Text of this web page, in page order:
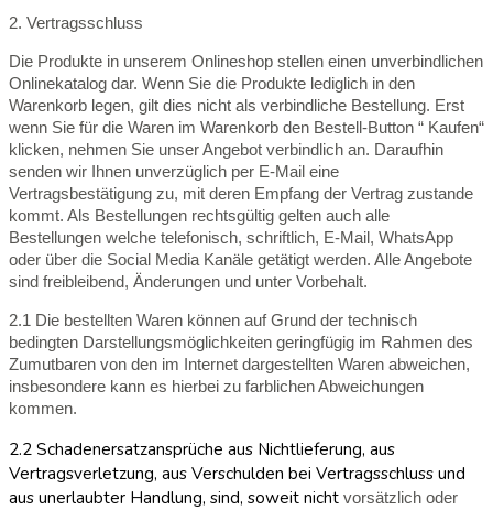
2. Vertragsschluss
Die Produkte in unserem Onlineshop stellen einen unverbindlichen
Onlinekatalog dar. Wenn Sie die Produkte lediglich in den
Warenkorb legen, gilt dies nicht als verbindliche Bestellung. Erst
wenn Sie für die Waren im Warenkorb den Bestell-Button “ Kaufen“
klicken, nehmen Sie unser Angebot verbindlich an. Daraufhin
senden wir Ihnen unverzüglich per E-Mail eine
Vertragsbestätigung zu, mit deren Empfang der Vertrag zustande
kommt. Als Bestellungen rechtsgültig gelten auch alle
Bestellungen welche telefonisch, schriftlich, E-Mail, WhatsApp
oder über die Social Media Kanäle getätigt werden. Alle Angebote
sind freibleibend, Änderungen und unter Vorbehalt.
2.1 Die bestellten Waren können auf Grund der technisch
bedingten Darstellungsmöglichkeiten geringfügig im Rahmen des
Zumutbaren von den im Internet dargestellten Waren abweichen,
insbesondere kann es hierbei zu farblichen Abweichungen
kommen.
2.2 Schadenersatzansprüche aus Nichtlieferung, aus
Vertragsverletzung, aus Verschulden bei Vertragsschluss und
aus unerlaubter Handlung, sind, soweit nicht vorsätzlich oder